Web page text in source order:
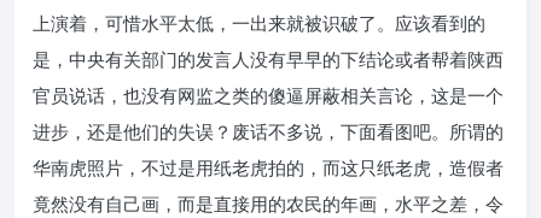
上演着，可惜水平太低，一出来就被识破了。应该看到的
是，中央有关部门的发言人没有早早的下结论或者帮着陕西
官员说话，也没有网监之类的傻逼屏蔽相关言论，这是一个
进步，还是他们的失误？废话不多说，下面看图吧。所谓的
华南虎照片，不过是用纸老虎拍的，而这只纸老虎，造假者
竟然没有自己画，而是直接用的农民的年画，水平之差，令